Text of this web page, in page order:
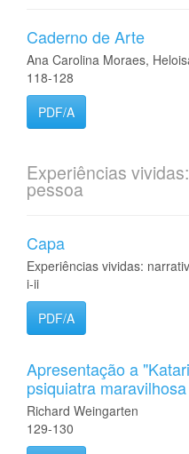
Caderno de Arte
Ana Carolina Moraes,
118-128
PDF/A
Experiências
pessoa
Capa
Experiências vividas:
i-ii
PDF/A
Apresentação a
psiquiatra maravilhosa
Richard Weingarten
129-130